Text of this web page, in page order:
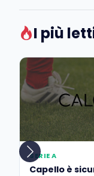
I più
SERIE A
Capello è